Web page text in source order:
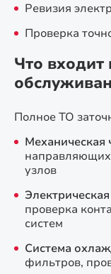
Ревизия
Проверка
Что входит
Полное ТО
Механическая
узлов
проверка
систем
Система
фильтров,